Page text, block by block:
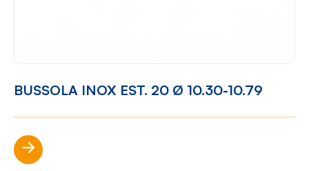
BUSSOLA INOX EST. 20 Ø 10.30-10.79
Scopri di più